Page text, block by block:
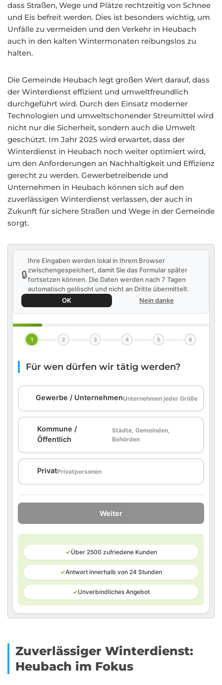
dass Straßen, Wege und Plätze rechtzeitig von Schnee
und Eis befreit werden. Dies ist besonders wichtig, um
Unfälle zu vermeiden und den Verkehr in Heubach
auch in den kalten Wintermonaten reibungslos zu
halten.
Die Gemeinde Heubach legt großen Wert darauf, dass
der Winterdienst effizient und umweltfreundlich
durchgeführt wird. Durch den Einsatz moderner
Technologien und umweltschonender Streumittel wird
nicht nur die Sicherheit, sondern auch die Umwelt
geschützt. Im Jahr 2025 wird erwartet, dass der
Winterdienst in Heubach noch weiter optimiert wird,
um den Anforderungen an Nachhaltigkeit und Effizienz
gerecht zu werden. Gewerbetreibende und
Unternehmen in Heubach können sich auf den
zuverlässigen Winterdienst verlassen, der auch in
Zukunft für sichere Straßen und Wege in der Gemeinde
sorgt.
🔒
Ihre Eingaben werden lokal in Ihrem Browser
zwischengespeichert, damit Sie das Formular später
fortsetzen können. Die Daten werden nach 7 Tagen
automatisch gelöscht und nicht an Dritte übermittelt.
OK
Nein danke
1 2 3 4 5 6
Für wen dürfen wir tätig werden?
Gewerbe / UnternehmenUnternehmen jeder Größe
Kommune /
Öffentlich
Städte, Gemeinden,
Behörden
PrivatPrivatpersonen
Weiter
✓Über 2500 zufriedene Kunden
✓Antwort innerhalb von 24 Stunden
✓Unverbindliches Angebot
Zuverlässiger Winterdienst:
Heubach im Fokus